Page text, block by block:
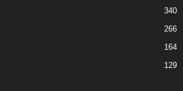
340
266
164
129